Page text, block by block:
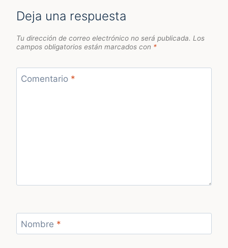
Deja una respuesta
Tu dirección de correo electrónico no será publicada. Los
campos obligatorios están marcados con *
Comentario *
Nombre *